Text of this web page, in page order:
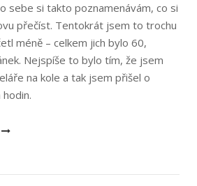
sebe si takto poznamenávám, co si
přečíst. Tentokrát jsem to trochu
méně – celkem jich bylo 60,
Nejspíše to bylo tím, že jsem
na kole a tak jsem přišel o